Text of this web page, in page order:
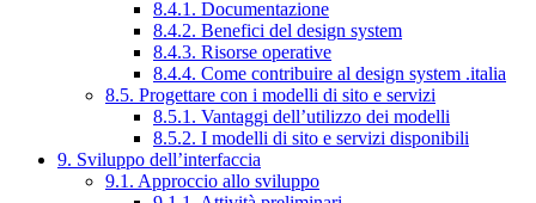
8.4.1. Documentazione
8.4.2. Benefici del design system
8.4.3. Risorse operative
8.4.4. Come contribuire al design system .italia
8.5. Progettare con i modelli di sito e servizi
8.5.1. Vantaggi dell’utilizzo dei modelli
8.5.2. I modelli di sito e servizi disponibili
9. Sviluppo dell’interfaccia
9.1. Approccio allo sviluppo